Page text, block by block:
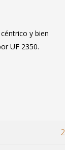
y bien
UF 2350.
2